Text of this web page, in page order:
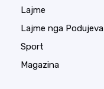
Lajme
Lajme nga Podujeva
Sport
Magazina